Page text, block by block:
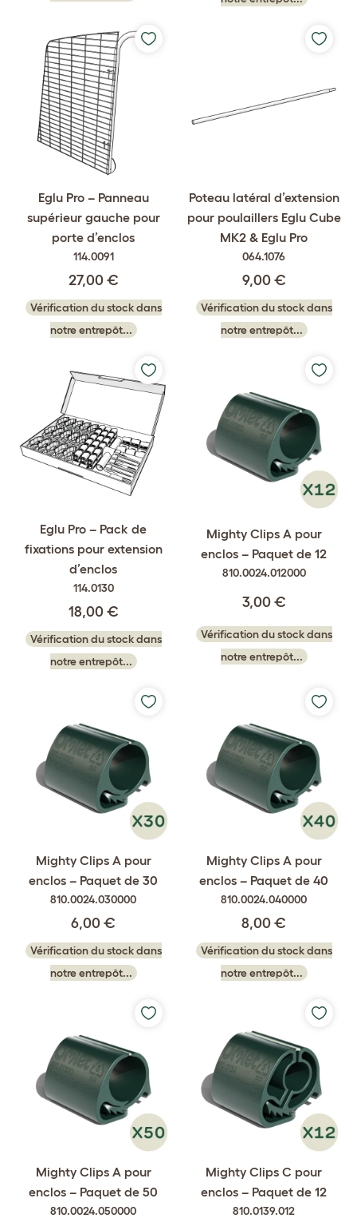
Eglu Pro – Panneau
supérieur gauche pour
porte d’enclos
114.0091
27,00 €
Vérification du stock dans
notre entrepôt...
Poteau latéral d’extension
pour poulaillers Eglu Cube
MK2 & Eglu Pro
064.1076
9,00 €
Vérification du stock dans
notre entrepôt...
Eglu Pro – Pack de
fixations pour extension
d’enclos
114.0130
18,00 €
Vérification du stock dans
notre entrepôt...
Mighty Clips A pour
enclos – Paquet de 12
810.0024.012000
3,00 €
Vérification du stock dans
notre entrepôt...
Mighty Clips A pour
enclos – Paquet de 30
810.0024.030000
6,00 €
Vérification du stock dans
notre entrepôt...
Mighty Clips A pour
enclos – Paquet de 40
810.0024.040000
8,00 €
Vérification du stock dans
notre entrepôt...
Mighty Clips A pour
enclos – Paquet de 50
810.0024.050000
Mighty Clips C pour
enclos – Paquet de 12
810.0139.012